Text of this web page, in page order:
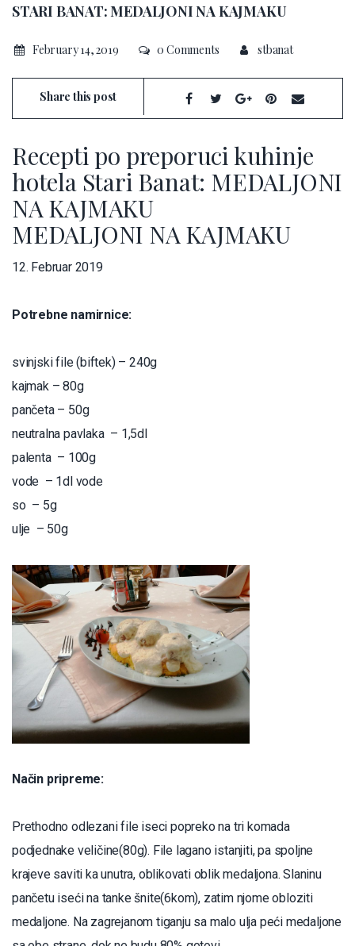
STARI BANAT: MEDALJONI NA KAJMAKU
February 14, 2019 0 Comments stbanat
Share this post
Recepti po preporuci kuhinje
hotela Stari Banat: MEDALJONI
NA KAJMAKU
MEDALJONI NA KAJMAKU
12. Februar 2019
Potrebne namirnice:
svinjski file (biftek) – 240g
kajmak – 80g
pančeta – 50g
neutralna pavlaka – 1,5dl
palenta – 100g
vode – 1dl vode
so – 5g
ulje – 50g
Način pripreme:
Prethodno odlezani file iseci popreko na tri komada
podjednake veličine(80g). File lagano istanjiti, pa spoljne
krajeve saviti ka unutra, oblikovati oblik medaljona. Slaninu
pančetu iseći na tanke šnite(6kom), zatim njome obloziti
medaljone. Na zagrejanom tiganju sa malo ulja peći medaljone